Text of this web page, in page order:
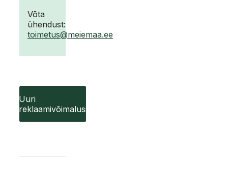
Võta
ühendust:
toimetus@meiemaa.ee
Uuri
reklaamivõimalusi